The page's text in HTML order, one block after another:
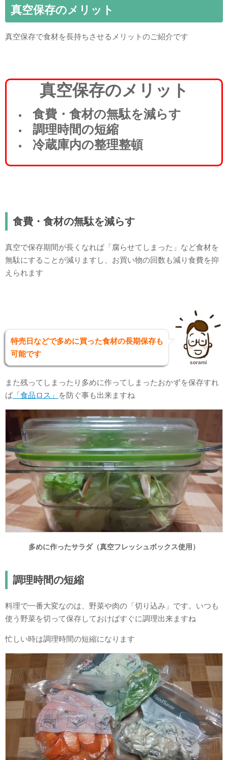
真空保存のメリット
真空保存で食材を長持ちさせるメリットのご紹介です
真空保存のメリット
食費・食材の無駄を減らす
調理時間の短縮
冷蔵庫内の整理整頓
食費・食材の無駄を減らす
真空で保存期間が長くなれば「腐らせてしまった」など食材を
無駄にすることが減りますし、お買い物の回数も減り食費を抑
えられます
特売日などで多めに買った食材の長期保存も
可能です
sorami
また残ってしまったり多めに作ってしまったおかずを保存すれ
ば 「食品ロス」 を防ぐ事も出来ますね
多めに作ったサラダ（真空フレッシュボックス使用）
調理時間の短縮
料理で一番大変なのは、野菜や肉の「切り込み」です。いつも
使う野菜を切って保存しておけばすぐに調理出来ますね
忙しい時は調理時間の短縮になります